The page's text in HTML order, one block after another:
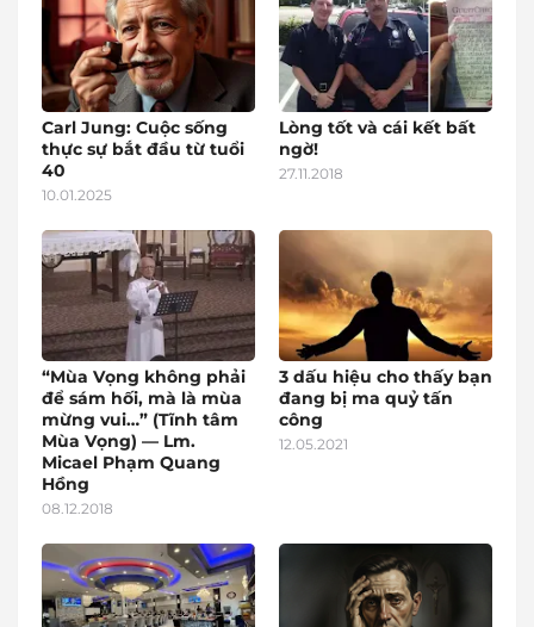
Carl Jung: Cuộc sống
thực sự bắt đầu từ tuổi
40
10.01.2025
Lòng tốt và cái kết bất
ngờ!
27.11.2018
“Mùa Vọng không phải
để sám hối, mà là mùa
mừng vui…” (Tĩnh tâm
Mùa Vọng) — Lm.
Micael Phạm Quang
Hồng
08.12.2018
3 dấu hiệu cho thấy bạn
đang bị ma quỷ tấn
công
12.05.2021